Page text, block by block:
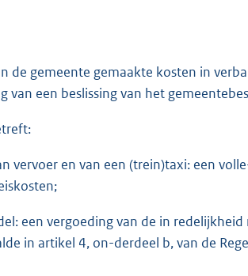
de gemeente gemaakte kosten in
een beslissing van het
vervoer en van een (trein)taxi: een
een vergoeding van de in
in artikel 4, on-derdeel b, van de